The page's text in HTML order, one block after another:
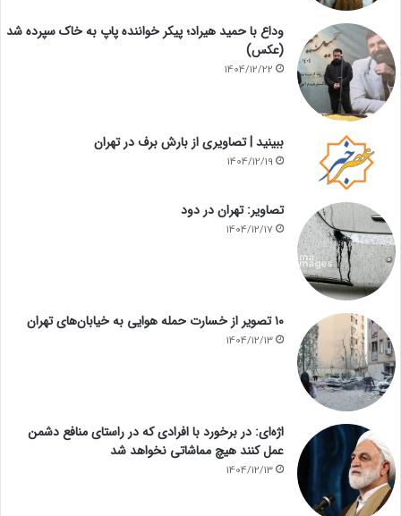
وداع با حمید هیراد؛ پیکر خواننده پاپ به خاک سپرده شد
(عکس)
1404/12/22
ببینید | تصاویری از بارش برف در تهران
1404/12/19
تصاویر: تهران در دود
1404/12/17
۱۰ تصویر از خسارت حمله هوایی به خیابان‌های تهران
1404/12/13
اژه‌ای: در برخورد با افرادی که در راستای منافع دشمن
عمل کنند هیچ مماشاتی نخواهد شد
1404/12/13